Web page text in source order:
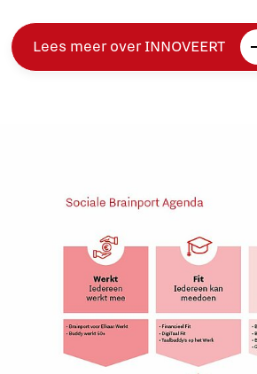
Lees meer over INNOVEERT